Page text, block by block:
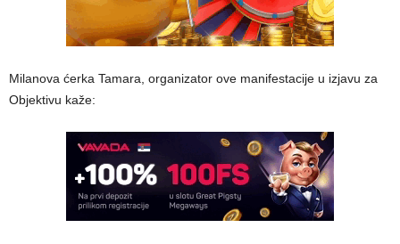
Milanova ćerka Tamara, organizator ove manifestacije u izjavu za
Objektivu kaže: